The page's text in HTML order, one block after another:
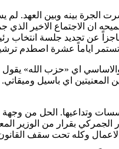
الشهير لبري في ذكرى 31 آب
ان الاجتماع الاخير
عاجزاً عن تحديد جلسة
اياماً عشرة اصطدم
والاساسي اي «حزب الله»
المعنيتين اي باسيل
وتداعيها. الحل من
الجمركي بقرار من الوزير
تحت سقف القانون